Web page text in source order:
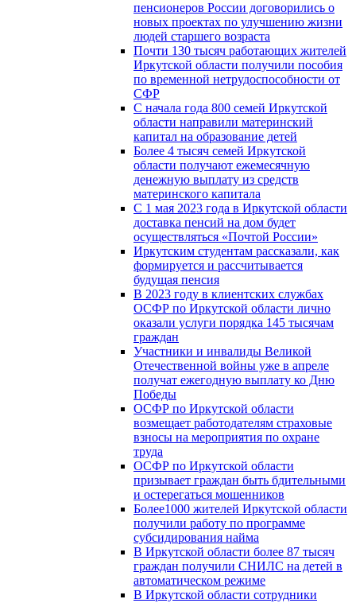
пенсионеров России договорились о
новых проектах по улучшению жизни
людей старшего возраста
Почти 130 тысяч работающих жителей
Иркутской области получили пособия
по временной нетрудоспособности от
СФР
С начала года 800 семей Иркутской
области направили материнский
капитал на образование детей
Более 4 тысяч семей Иркутской
области получают ежемесячную
денежную выплату из средств
материнского капитала
С 1 мая 2023 года в Иркутской области
доставка пенсий на дом будет
осуществляться «Почтой России»
Иркутским студентам рассказали, как
формируется и рассчитывается
будущая пенсия
В 2023 году в клиентских службах
ОСФР по Иркутской области лично
оказали услуги порядка 145 тысячам
граждан
Участники и инвалиды Великой
Отечественной войны уже в апреле
получат ежегодную выплату ко Дню
Победы
ОСФР по Иркутской области
возмещает работодателям страховые
взносы на мероприятия по охране
труда
ОСФР по Иркутской области
призывает граждан быть бдительными
и остерегаться мошенников
Более1000 жителей Иркутской области
получили работу по программе
субсидирования найма
В Иркутской области более 87 тысяч
граждан получили СНИЛС на детей в
автоматическом режиме
В Иркутской области сотрудники